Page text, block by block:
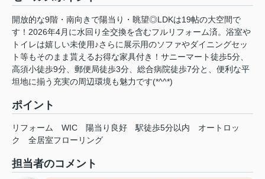
開放的な9階・南向きで陽当り・眺望◎LDKは19帖の大空間で
す！2026年4月に水回り全交換を含むフルリフォーム済。浴室や
トイレは嬉しい未使用♪さらに展示用のソファやダイニングセッ
ト等もそのまま貰えるお得な家具付き！サニーマート徒歩5分、
高須小徒歩9分、郵便局徒歩3分、総合病院徒歩7分と、便利な平
坦地に揃う充実の周辺環境も魅力です(*^^*)
ポイント
リフォーム WIC 陽当り良好 駅徒歩5分以内
オートロッ
ク
全居室フローリング
担当者のコメント